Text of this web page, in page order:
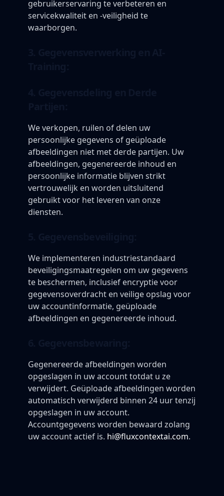
gebruikerservaring te verbeteren en
servicekwaliteit en -veiligheid te
waarborgen.
We verkopen, ruilen of delen uw
persoonlijke gegevens of geüploade
afbeeldingen niet met derde partijen. Uw
afbeeldingen, gegenereerde inhoud en
persoonlijke informatie blijven strikt
vertrouwelijk en worden uitsluitend
gebruikt voor het leveren van onze
diensten.
We implementeren industriestandaard
beveiligingsmaatregelen om uw gegevens
te beschermen, inclusief encryptie voor
gegevensoverdracht en veilige opslag voor
uw accountinformatie, geüploade
afbeeldingen en gegenereerde inhoud.
Gegenereerde afbeeldingen worden
opgeslagen in uw account totdat u ze
verwijdert. Geüploade afbeeldingen worden
automatisch verwijderd binnen 24 uur tenzij
opgeslagen in uw account.
Accountgegevens worden bewaard zolang
uw account actief is. hi@fluxcontextai.com.